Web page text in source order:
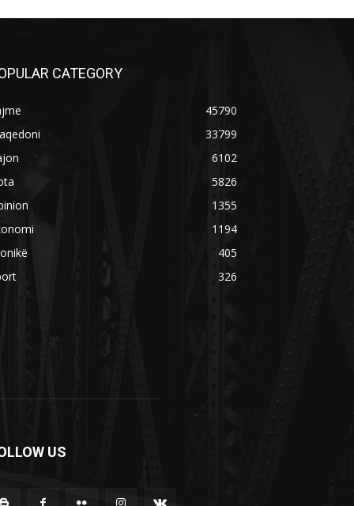
CATEGORY
45790
33799
6102
5826
1355
1194
405
326
US